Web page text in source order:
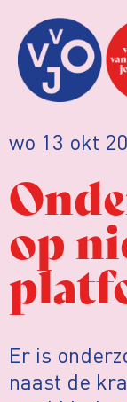
wo 13 okt
op
Er is
naast de